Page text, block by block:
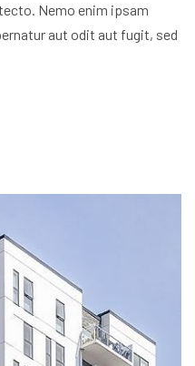
Nemo enim ipsam
aut odit aut fugit, sed